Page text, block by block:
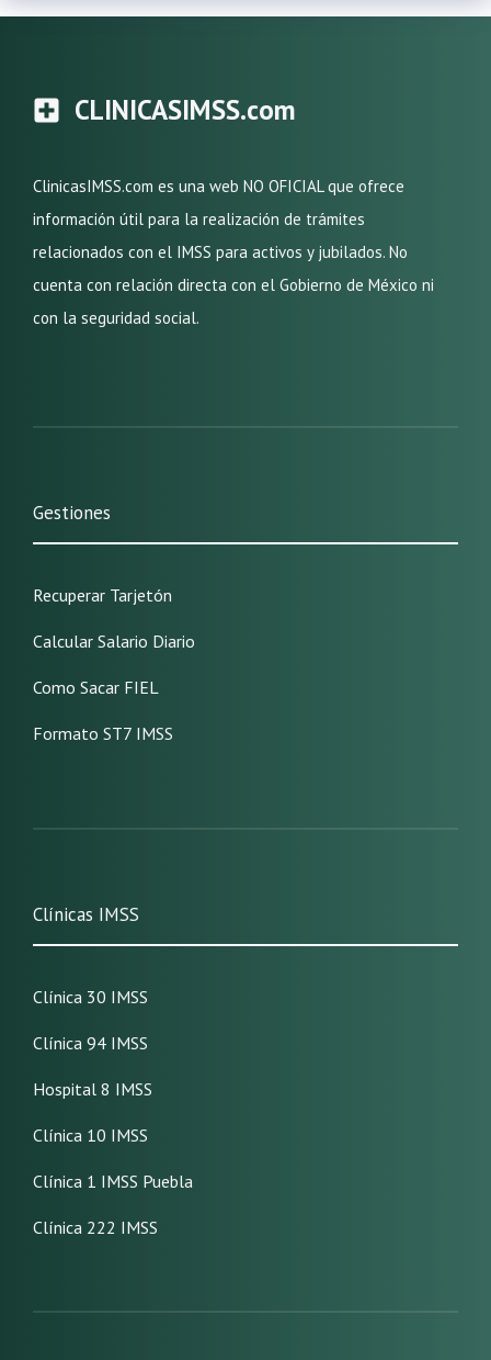
CLINICASIMSS.com
ClinicasIMSS.com es una web NO OFICIAL que ofrece
información útil para la realización de trámites
relacionados con el IMSS para activos y jubilados. No
cuenta con relación directa con el Gobierno de México ni
con la seguridad social.
Gestiones
Recuperar Tarjetón
Calcular Salario Diario
Como Sacar FIEL
Formato ST7 IMSS
Clínicas IMSS
Clínica 30 IMSS
Clínica 94 IMSS
Hospital 8 IMSS
Clínica 10 IMSS
Clínica 1 IMSS Puebla
Clínica 222 IMSS